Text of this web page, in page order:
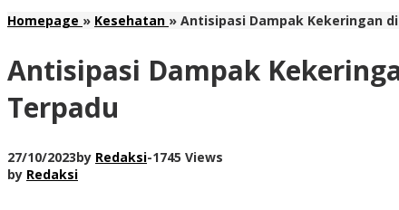
Homepage » Kesehatan » Antisipasi Dampak Kekeringan
Antisipasi Dampak
Terpadu
27/10/2023by Redaksi-1745 Views
by Redaksi